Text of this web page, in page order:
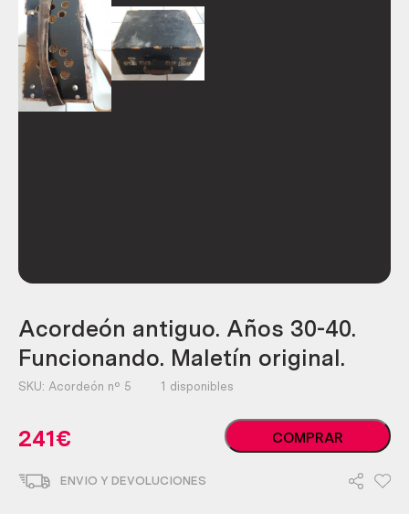
Acordeón antiguo. Años 30-40.
Funcionando. Maletín original.
SKU: Acordeón nº 5 1 disponibles
241€
Acordeón
antiguo.
COMPRAR
ENVIO Y DEVOLUCIONES